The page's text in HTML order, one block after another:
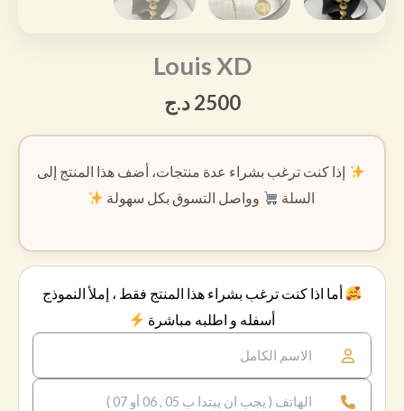
Louis XD
2500 د.ج
إذا كنت ترغب بشراء عدة منتجات، أضف هذا المنتج إلى
السلة
وواصل التسوق بكل سهولة
أما اذا كنت ترغب بشراء هذا المنتج فقط ، إملأ النموذج
أسفله و اطلبه مباشرة